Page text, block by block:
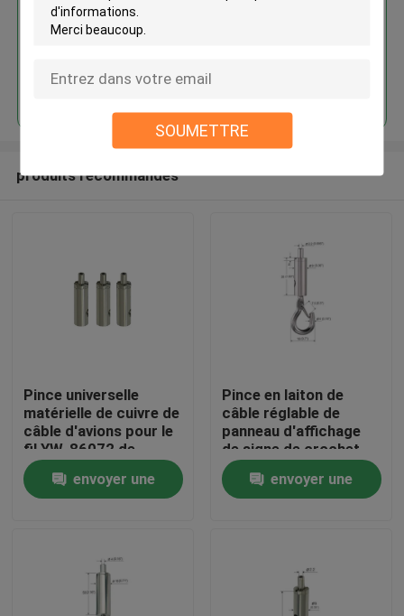
SOUMETTRE
Maison
Des produits
Continuer
produits recommandés
Pince universelle
matérielle de cuivre de
câble d'avions pour le
fil YW-86072 de
1.5mm
envoyer une
Pince en laiton de
câble réglable de
panneau d'affichage
de signe de crochet
pour le système
accrochantenvoyer une